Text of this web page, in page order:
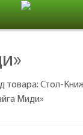
товара: Стол-
Миди»